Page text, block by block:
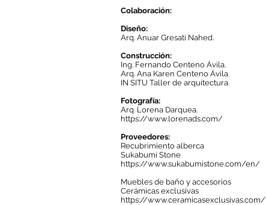
Colaboración:
Diseño:
Arq. Anuar Gresati Nahed.
Construcción:
Ing. Fernando Centeno Ávila.
Arq. Ana Karen Centeno Ávila.
IN SITU Taller de arquitectura.
Fotografía:
Arq. Lorena Darquea.
https://www.lorenads.com/
Proveedores:
Recubrimiento alberca
Sukabumi Stone
https://www.sukabumistone.com/en/
Muebles de baño y accesorios
Cerámicas exclusivas
https://www.ceramicasexclusivas.com/